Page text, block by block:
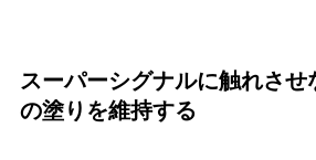
スーパーシグナルに触れさせ
の塗りを維持する